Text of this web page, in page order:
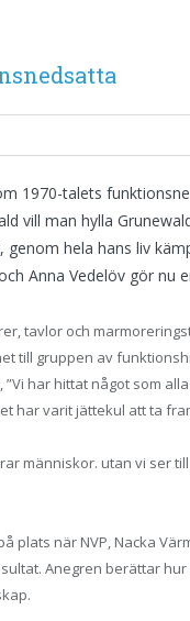
1970-talets
vill man hylla
hela hans liv
Anna Vedelöv gör nu
tavlor och
till gruppen av
har hittat något som
har varit jättekul att ta
människor. utan vi ser
plats när NVP, Nacka
Anegren berättar